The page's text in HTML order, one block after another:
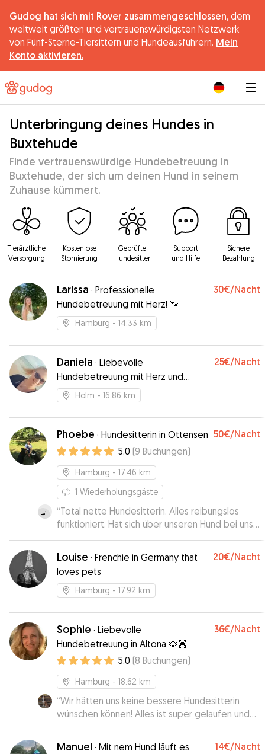
Gudog hat sich mit Rover zusammengeschlossen, dem
weltweit größten und vertrauenswürdigsten Netzwerk
von Fünf-Sterne-Tiersittern und Hundeausführern. Mein
Konto aktivieren.
Unterbringung deines Hundes in
Buxtehude
Finde vertrauenswürdige Hundebetreuung in
Buxtehude, der sich um deinen Hund in seinem
Zuhause kümmert.
Tierärztliche
Versorgung
Kostenlose
Stornierung
Geprüfte
Hundesitter
Support
und Hilfe
Sichere
Bezahlung
Larissa · Professionelle
Hundebetreuung mit Herz! 🐾
30€/Nacht
Hamburg - 14.33 km
Daniela · Liebevolle
Hundebetreuung mit Herz und
Erfahrung 🐾
25€/Nacht
Holm - 16.86 km
Phoebe · Hundesitterin in Ottensen 50€/Nacht
5.0 (9 Buchungen)
Hamburg - 17.46 km
1 Wiederholungsgäste
“Total nette Hundesitterin. Alles reibungslos
funktioniert. Hat sich über unseren Hund bei uns
erkundigt und ging auf individuelle Wünsche ein.
Sehr empfehlenswert!
Louise · Frenchie in Germany that
loves pets
20€/Nacht
Hamburg - 17.92 km
Sophie · Liebevolle
Hundebetreuung in Altona 🫶🏽
36€/Nacht
5.0 (8 Buchungen)
Hamburg - 18.62 km
“Wir hätten uns keine bessere Hundesitterin
wünschen können! Alles ist super gelaufen und
Filù (eigentlich sehr schüchtern) hat sich von
Anfang an sehr wohl gefühlt! Gerne wieder! :)
Manuel · Mit nem Hund läuft es
14€/Nacht